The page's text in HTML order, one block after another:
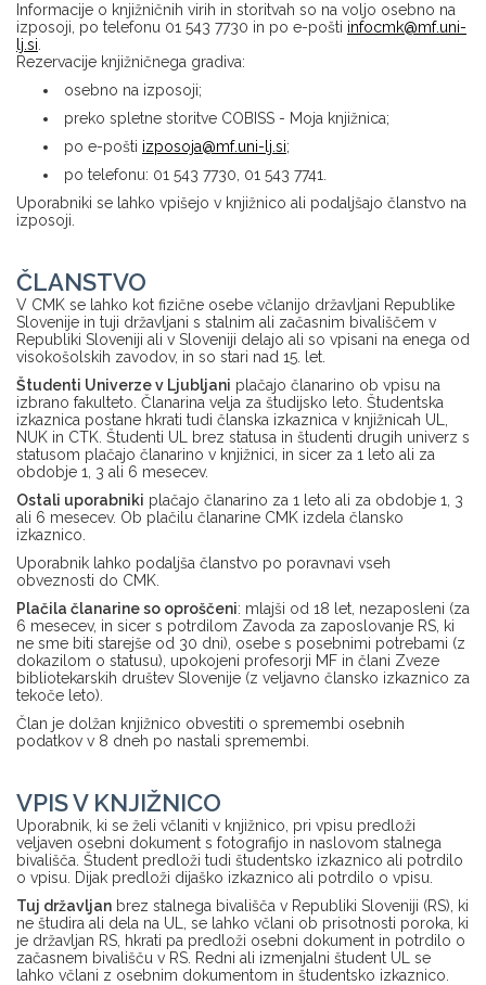
Informacije o knjižničnih virih in storitvah so na voljo osebno na
izposoji, po telefonu 01 543 7730 in po e-pošti infocmk@mf.uni-
lj.si
Rezervacije knjižničnega gradiva:
osebno na izposoji;
preko spletne storitve COBISS - Moja knjižnica;
po e-pošti izposoja@mf.uni-lj.si;
po telefonu: 01 543 7730, 01 543 7741.
Uporabniki se lahko vpišejo v knjižnico ali podaljšajo članstvo na
izposoji.
ČLANSTVO
V CMK se lahko kot fizične osebe včlanijo državljani Republike
Slovenije in tuji državljani s stalnim ali začasnim bivališčem v
Republiki Sloveniji ali v Sloveniji delajo ali so vpisani na enega od
visokošolskih zavodov, in so stari nad 15. let.
Študenti Univerze v Ljubljani plačajo članarino ob vpisu na
izbrano fakulteto. Članarina velja za študijsko leto. Študentska
izkaznica postane hkrati tudi članska izkaznica v knjižnicah UL,
NUK in CTK. Študenti UL brez statusa in študenti drugih univerz s
statusom plačajo članarino v knjižnici, in sicer za 1 leto ali za
obdobje 1, 3 ali 6 mesecev.
Ostali uporabniki plačajo članarino za 1 leto ali za obdobje 1, 3
ali 6 mesecev. Ob plačilu članarine CMK izdela člansko
izkaznico.
Uporabnik lahko podaljša članstvo po poravnavi vseh
obveznosti do CMK.
Plačila članarine so oproščeni: mlajši od 18 let, nezaposleni (za
6 mesecev, in sicer s potrdilom Zavoda za zaposlovanje RS, ki
ne sme biti starejše od 30 dni), osebe s posebnimi potrebami (z
dokazilom o statusu), upokojeni profesorji MF in člani Zveze
bibliotekarskih društev Slovenije (z veljavno člansko izkaznico za
tekoče leto).
Član je dolžan knjižnico obvestiti o spremembi osebnih
podatkov v 8 dneh po nastali spremembi.
VPIS V KNJIŽNICO
Uporabnik, ki se želi včlaniti v knjižnico, pri vpisu predloži
veljaven osebni dokument s fotografijo in naslovom stalnega
bivališča. Študent predloži tudi študentsko izkaznico ali potrdilo
o vpisu. Dijak predloži dijaško izkaznico ali potrdilo o vpisu.
Tuj državljan brez stalnega bivališča v Republiki Sloveniji (RS), ki
ne študira ali dela na UL, se lahko včlani ob prisotnosti poroka, ki
je državljan RS, hkrati pa predloži osebni dokument in potrdilo o
začasnem bivališču v RS. Redni ali izmenjalni študent UL se
lahko včlani z osebnim dokumentom in študentsko izkaznico.